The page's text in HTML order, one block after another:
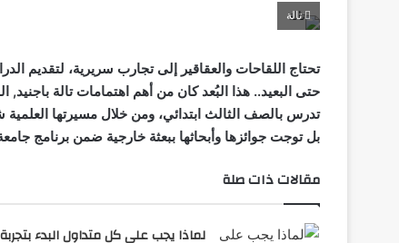
تالة
تحتاج اللقاحات والعقاقير إلى تجارب سريرية، لتقديم
تدرس بالصف الثالث ابتدائي، ومن خلال مسيرتها
بل توجت جوائزها وأبحاثها ببعثة خارجية ضمن برنامج
مقالات ذات صلة
لماذا يجب على كل متداول البدء بتجربة